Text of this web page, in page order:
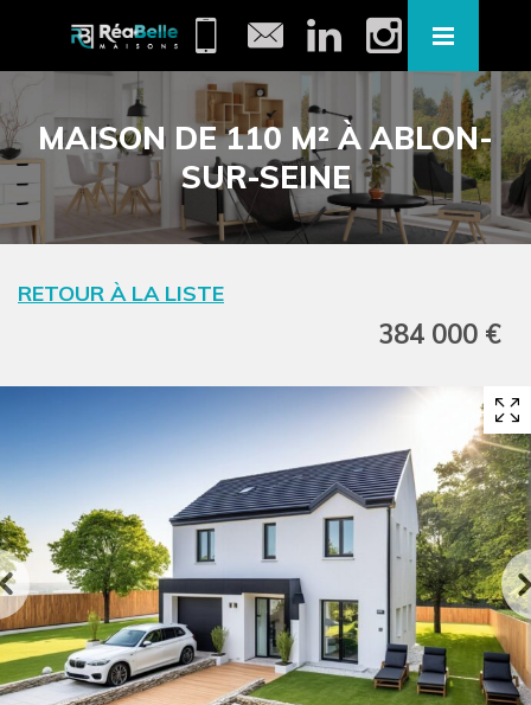
MAISON DE 110 M² À ABLON-
SUR-SEINE
RETOUR À LA LISTE
384 000 €